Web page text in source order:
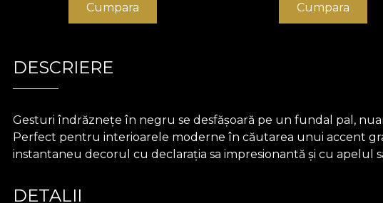
Cumpara Cumpara
DESCRIERE
Gesturi îndrăznețe în negru se desfășoară pe un fundal pal,
Perfect pentru interioarele moderne în căutarea unui accent
instantaneu decorul cu declarația sa impresionantă și cu apelul
DETALII